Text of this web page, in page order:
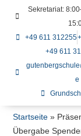
Sekretariat:
+49 611 312255
+49 611
e
Startseite »
Übergabe